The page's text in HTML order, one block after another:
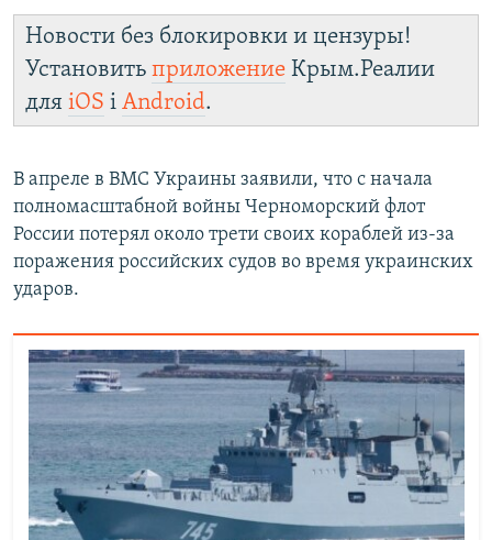
Новости без блокировки и цензуры!
Установить приложение Крым.Реалии
для iOS і Android.
В апреле в ВМС Украины заявили, что с начала
полномасштабной войны Черноморский флот
России потерял около трети своих кораблей из-за
поражения российских судов во время украинских
ударов.